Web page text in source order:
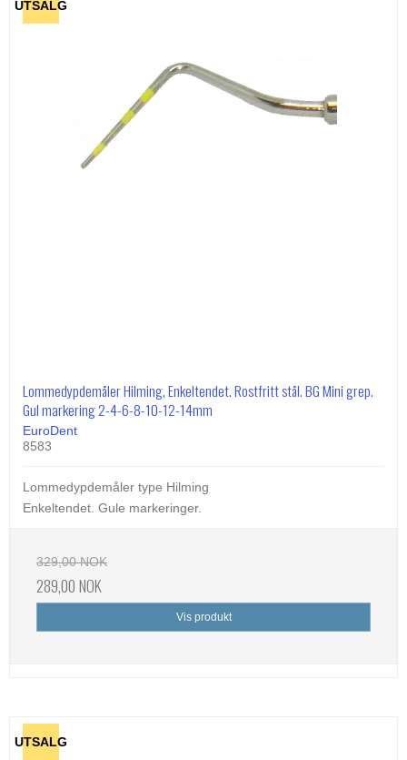
UTSALG
Lommedypdemåler Hilming, Enkeltendet. Rostfritt stål. BG Mini grep.
Gul markering 2-4-6-8-10-12-14mm
EuroDent
8583
Lommedypdemåler type Hilming
Enkeltendet. Gule markeringer.
329,00 NOK
289,00 NOK
Vis produkt
UTSALG